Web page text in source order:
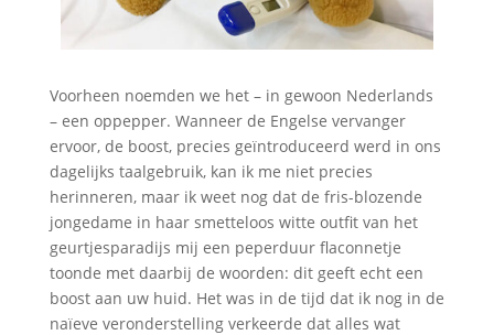
Voorheen noemden we het – in gewoon Nederlands
– een oppepper. Wanneer de Engelse vervanger
ervoor, de boost, precies geïntroduceerd werd in ons
dagelijks taalgebruik, kan ik me niet precies
herinneren, maar ik weet nog dat de fris-blozende
jongedame in haar smetteloos witte outfit van het
geurtjesparadijs mij een peperduur flaconnetje
toonde met daarbij de woorden: dit geeft echt een
boost aan uw huid. Het was in de tijd dat ik nog in de
naïeve veronderstelling verkeerde dat alles wat